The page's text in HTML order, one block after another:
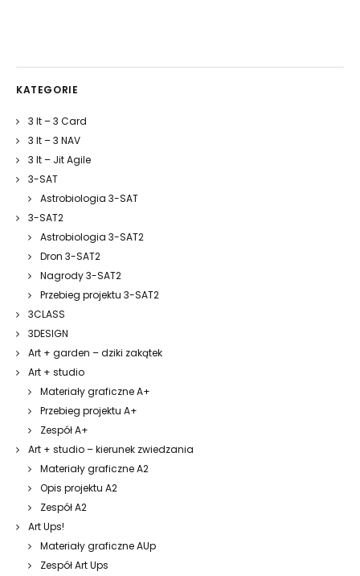
KATEGORIE
3 It – 3 Card
3 It – 3 NAV
3 It – Jit Agile
3-SAT
Astrobiologia 3-SAT
3-SAT2
Astrobiologia 3-SAT2
Dron 3-SAT2
Nagrody 3-SAT2
Przebieg projektu 3-SAT2
3CLASS
3DESIGN
Art + garden – dziki zakątek
Art + studio
Materiały graficzne A+
Przebieg projektu A+
Zespół A+
Art + studio – kierunek zwiedzania
Materiały graficzne A2
Opis projektu A2
Zespół A2
Art Ups!
Materiały graficzne AUp
Zespół Art Ups